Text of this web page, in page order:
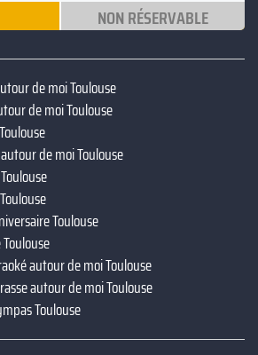
NON RÉSERVABLE
de moi Toulouse
de moi Toulouse
de moi Toulouse
Toulouse
autour de moi Toulouse
autour de moi Toulouse
Toulouse